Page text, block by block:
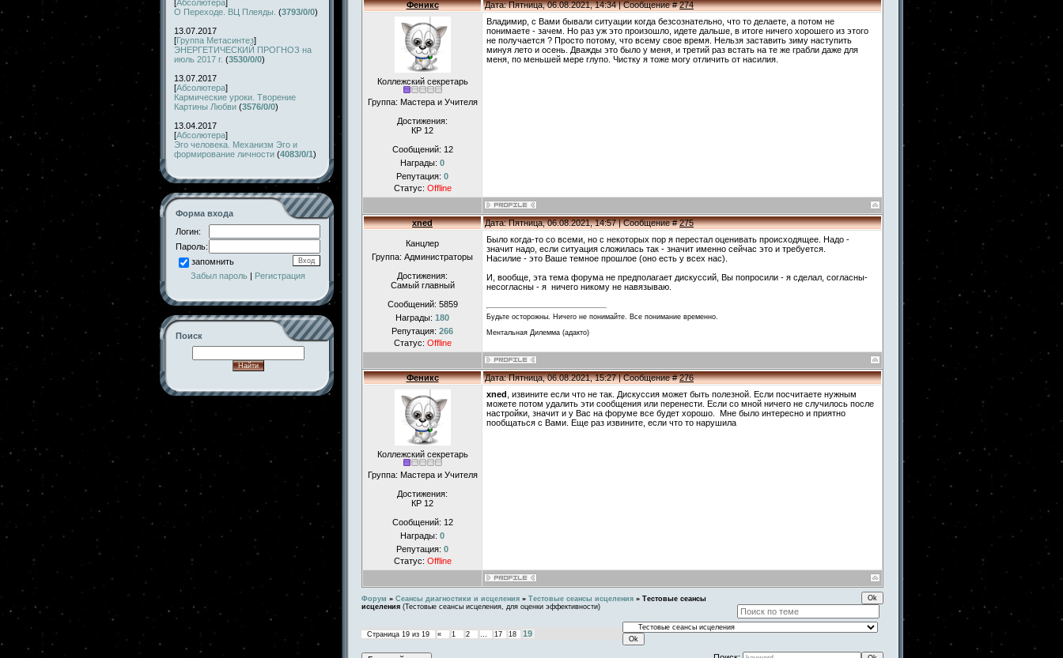
[Абсолютера]
О Переходе. ВЦ Плеяды. (3793/0/0)
13.07.2017
[Группа Метасинтез]
ЭНЕРГЕТИЧЕСКИЙ ПРОГНОЗ на
июль 2017 г. (3530/0/0)
13.07.2017
[Абсолютера]
Кармические уроки. Творение
Картины Любви (3576/0/0)
13.04.2017
[Абсолютера]
Эго человека. Механизм Эго и
формирование личности (4083/0/1)
Форма входа
Логин:
Пароль:
запомнить
Забыл пароль | Регистрация
Поиск
Феникс Дата: Пятница, 06.08.2021, 14:34 | Сообщение #274
Коллежский секретарь
Группа: Мастера и Учителя
Достижения:
КР 12
Сообщений: 12
Награды: 0
Репутация: 0
Статус: Offline
Владимир, с Вами бывали ситуации когда безсознательно, что то делаете, а потом не
понимаете - зачем. Но раз уж это произошло, идете дальше, в итоге ничего хорошего из этого
не получается ? Просто потому, что всему свое время. Нельзя заставить зиму наступить
минуя лето и осень. Дважды это было у меня, и третий раз встать на те же грабли даже для
меня, по меньшей мере глупо. Чистку я тоже могу отличить от насилия.
xned Дата: Пятница, 06.08.2021, 14:57 | Сообщение #275
Канцлер
Группа: Администраторы
Достижения:
Самый главный
Сообщений: 5859
Награды: 180
Репутация: 266
Статус: Offline
Было когда-то со всеми, но с некоторых пор я перестал оценивать происходящее. Надо -
значит надо, если ситуация сложилась так - значит именно сейчас это и требуется.
Насилие - это Ваше темное прошлое (оно есть у всех нас).
И, вообще, эта тема форума не предполагает дискуссий, Вы попросили - я сделал, согласны-
несогласны - я ничего никому не навязываю.
Будьте осторожны. Ничего не понимайте. Все понимание временно.
Ментальная Дилемма (адакто)
Феникс Дата: Пятница, 06.08.2021, 15:27 | Сообщение #276
Коллежский секретарь
Группа: Мастера и Учителя
Достижения:
КР 12
Сообщений: 12
Награды: 0
Репутация: 0
Статус: Offline
xned , извините если что не так. Дискуссия может быть полезной. Если посчитаете нужным
можете потом удалить эти сообщения или перенести. Если со мной ничего не случилось после
настройки, значит и у Вас на форуме все будет хорошо. Мне было интересно и приятно
пообщаться с Вами. Еще раз извините, если что то нарушила
Форум » Сеансы диагностики и исцеления » Тестовые сеансы исцеления » Тестовые сеансы
исцеления (Тестовые сеансы исцеления, для оценки эффективности)
Страница 19 из 19 « 1 2 … 17 18 19